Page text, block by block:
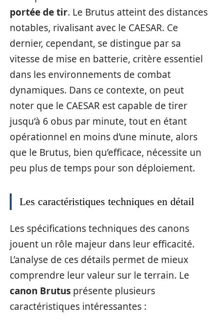
portée de tir. Le Brutus atteint des distances
notables, rivalisant avec le CAESAR. Ce
dernier, cependant, se distingue par sa
vitesse de mise en batterie, critère essentiel
dans les environnements de combat
dynamiques. Dans ce contexte, on peut
noter que le CAESAR est capable de tirer
jusqu’à 6 obus par minute, tout en étant
opérationnel en moins d’une minute, alors
que le Brutus, bien qu’efficace, nécessite un
peu plus de temps pour son déploiement.
Les caractéristiques techniques en détail
Les spécifications techniques des canons
jouent un rôle majeur dans leur efficacité.
L’analyse de ces détails permet de mieux
comprendre leur valeur sur le terrain. Le
canon Brutus présente plusieurs
caractéristiques intéressantes :